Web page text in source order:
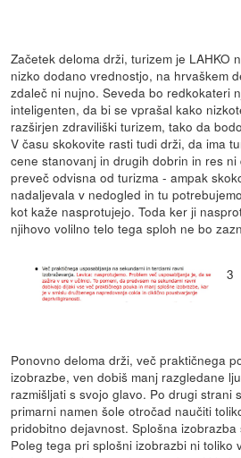
Začetek deloma drži, turizem je LAHKO
nizko dodano vrednostjo, na hrvaškem
zdaleč ni nujno. Seveda bo redkokateri
inteligenten, da bi se vprašal kako
razširjen zdraviliški turizem, tako da
V času skokovite rasti tudi drži, da ima
cene stanovanj in drugih dobrin in res
preveč odvisna od turizma - ampak
nadaljevala v nedogled in tu
kot kaže nasprotujejo. Toda ker ji
njihovo volilno telo tega sploh ne bo
3
Ponovno deloma drži, več praktičnega
izobrazbe, ven dobiš manj razgledane
razmišljati s svojo glavo. Po drugi strani
primarni namen šole otročad naučiti
pridobitno dejavnost. Splošna
Poleg tega pri splošni izobrazbi ni toliko